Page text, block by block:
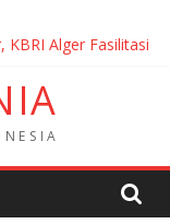
KBRI Alger Fasilitasi
Bahasa
UNESCO
Merah Putih
untuk menyambut
Fantasia Film
IA
N E S I A